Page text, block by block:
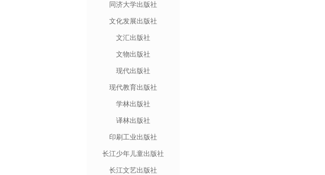
同济大学出版社
文化发展出版社
文汇出版社
文物出版社
现代出版社
现代教育出版社
学林出版社
译林出版社
印刷工业出版社
长江少年儿童出版社
长江文艺出版社